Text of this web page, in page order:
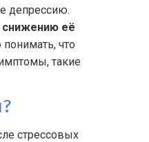
депрессию.
снижению её
что
такие
стрессовых